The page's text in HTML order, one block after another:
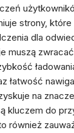
strony,
dla
muszą
łatwość
na
kluczem do
również